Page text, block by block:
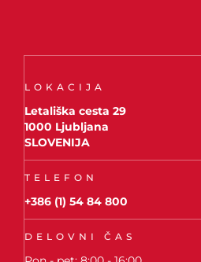
LOKACIJA
Letališka cesta 29
1000 Ljubljana
SLOVENIJA
TELEFON
+386 (1) 54 84 800
DELOVNI ČAS